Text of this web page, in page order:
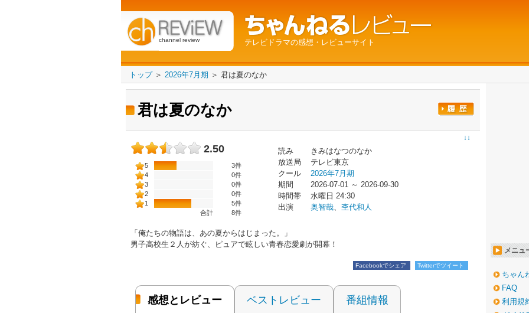
channel review テレビドラマの感想・レビューサイト
トップ＞ 2026年7月期 ＞ 君は夏のなか
君は夏のなか
↓↓
2.50
5
3件
4
0件
3
0件
2
0件
1
5件
合計
8件
読み
きみはなつのなか
放送局
テレビ東京
クール
2026年7月期
期間
2026-07-01 ～ 2026-09-30
時間帯
水曜日 24:30
出演
奥智哉、 杢代和人
「俺たちの物語は、あの夏からはじまった。」
男子高校生２人が紡ぐ、ピュアで眩しい青春恋愛劇が開幕！
Facebookでシェア Twitterでツイート
感想とレビュー ベストレビュー 番組情報
メニュ
ちゃん
FAQ
利用規